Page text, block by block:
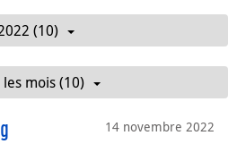
(10)
les mois (10)
14 novembre 2022